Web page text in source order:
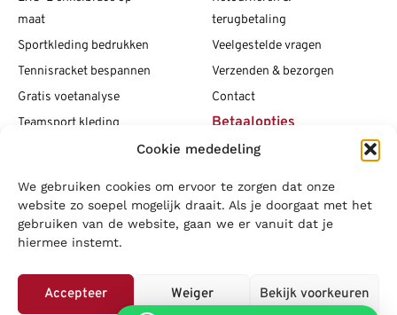
Cookie mededeling
We gebruiken cookies om ervoor te zorgen dat onze
website zo soepel mogelijk draait. Als je doorgaat met het
gebruiken van de website, gaan we er vanuit dat je
hiermee instemt.
Accepteer Weiger Bekijk voorkeuren
maat
Sportkleding bedrukken
Tennisracket bespannen
Gratis voetanalyse
Teamsport kleding
Vacatures
Blogs
terugbetaling
Veelgestelde vragen
Verzenden & bezorgen
Contact
Betaalopties
Social media